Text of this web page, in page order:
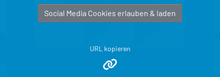
Social Media Cookies erlauben & laden
URL kopieren